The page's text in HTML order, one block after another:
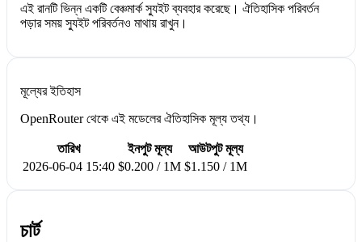
এই রানটি ভিন্ন একটি বেঞ্চমার্ক স্যুইট ব্যবহার করেছে। ঐতিহাসিক পরিবর্তন
পড়ার সময় স্যুইট পরিবর্তনও মাথায় রাখুন।
মূল্যের ইতিহাস
OpenRouter থেকে এই মডেলের ঐতিহাসিক মূল্য তথ্য।
তারিখ ইনপুট মূল্য
আউটপুট মূল্য
2026-06-04 15:40 $0.200 / 1M $1.150 / 1M
চার্ট